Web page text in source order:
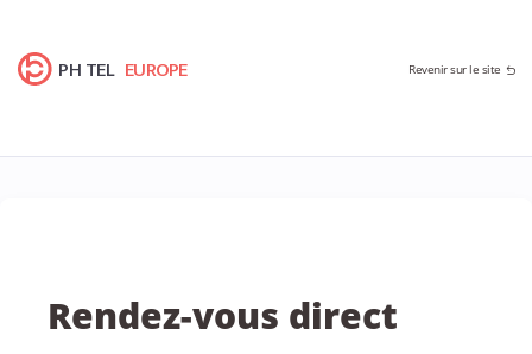
PH TEL EUROPE Revenir sur le site
Rendez-vous direct